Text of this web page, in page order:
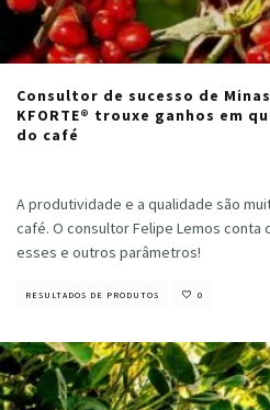
Consultor de sucesso de
KFORTE® trouxe ganhos em
do café
A produtividade e a qualidade são
café. O consultor Felipe Lemos conta
esses e outros parâmetros!
RESULTADOS DE PRODUTOS 0